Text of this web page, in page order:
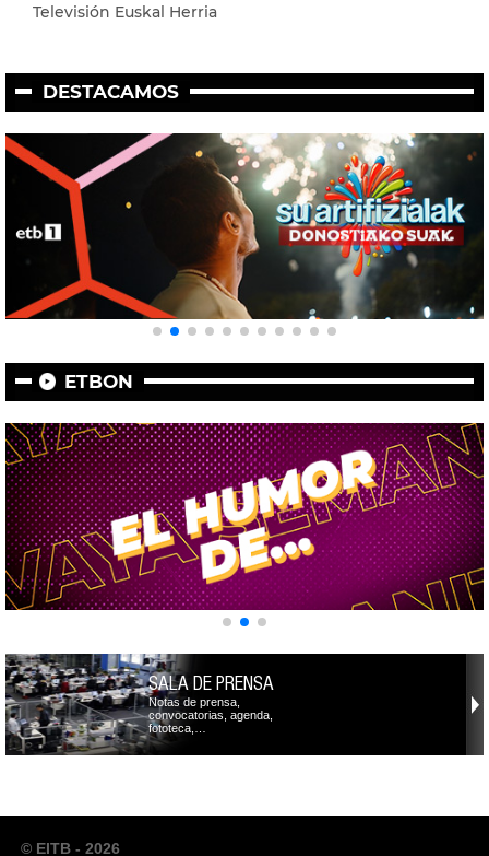
Televisión Euskal Herria
DESTACAMOS
ETBON
SALA DE PRENSA
Notas de prensa,
convocatorias, agenda,
fototeca,…
© EITB - 2026